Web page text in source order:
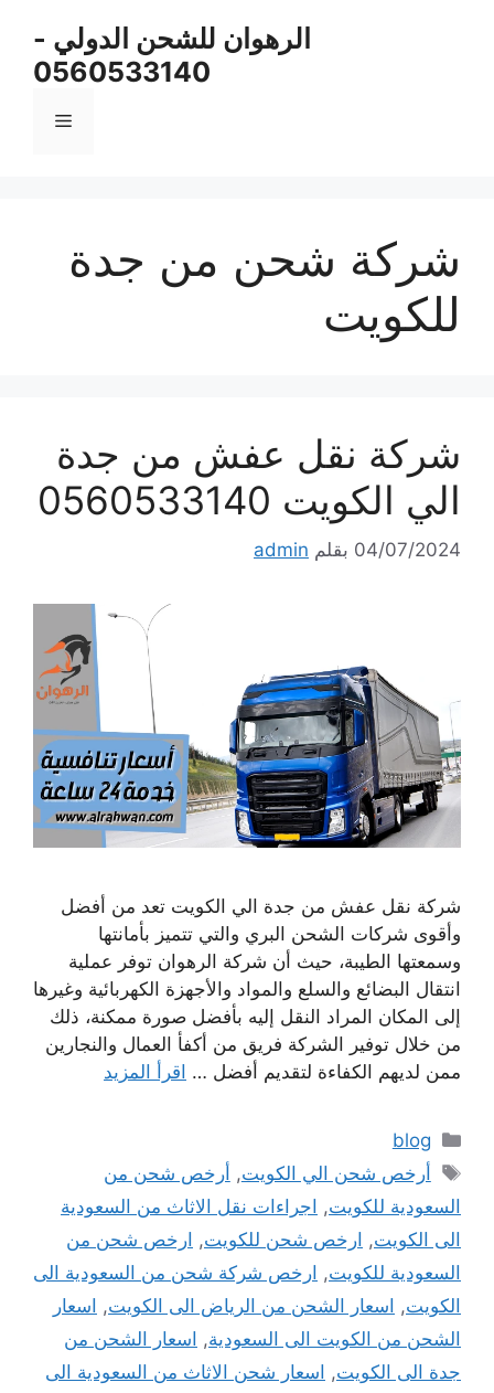
الرهوان للشحن الدولي -
0560533140
القائمة
شركة شحن من جدة
للكويت
شركة نقل عفش من جدة
الي الكويت 0560533140
04/07/2024 بقلم admin
شركة نقل عفش من جدة الي الكويت تعد من أفضل
وأقوى شركات الشحن البري والتي تتميز بأمانتها
وسمعتها الطيبة، حيث أن شركة الرهوان توفر عملية
انتقال البضائع والسلع والمواد والأجهزة الكهربائية وغيرها
إلى المكان المراد النقل إليه بأفضل صورة ممكنة، ذلك
من خلال توفير الشركة فريق من أكفأ العمال والنجارين
ممن لديهم الكفاءة لتقديم أفضل … اقرأ المزيد
التصنيفات
blog
الوسوم
أرخص شحن الي الكويت, أرخص شحن من
السعودية للكويت, اجراءات نقل الاثاث من السعودية
الى الكويت, ارخص شحن للكويت, ارخص شحن من
السعودية للكويت, ارخص شركة شحن من السعودية الى
الكويت, اسعار الشحن من الرياض الى الكويت, اسعار
الشحن من الكويت الى السعودية, اسعار الشحن من
جدة الى الكويت, اسعار شحن الاثاث من السعودية الى